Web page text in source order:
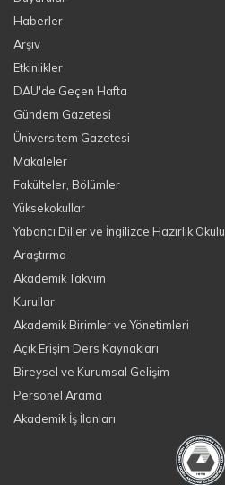
Haberler
Arşiv
Etkinlikler
DAÜ'de Geçen Hafta
Gündem Gazetesi
Üniversitem Gazetesi
Makaleler
Fakülteler, Bölümler
Yüksekokullar
Yabancı Diller ve İngilizce Hazırlık Okulu
Araştırma
Akademik Takvim
Kurullar
Akademik Birimler ve Yönetimleri
Açık Erişim Ders Kaynakları
Bireysel ve Kurumsal Gelişim
Personel Arama
Akademik İş İlanları